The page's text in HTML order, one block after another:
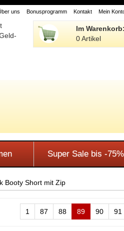
uns Bonusprogramm Kontakt Mein
Im Warenkorb:
0 Artikel
Super Sale bis -75%
Booty Short mit Zip
1 87 88 89 90 91